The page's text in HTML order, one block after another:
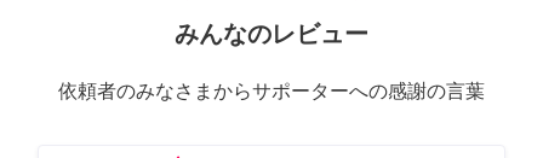
みんなのレビュー
依頼者のみなさまからサポーターへの感謝の言葉